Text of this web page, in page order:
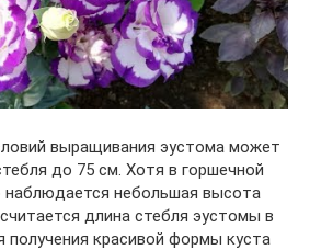
выращивания эустома может
до 75 см. Хотя в горшечной
наблюдается небольшая высота
длина стебля эустомы в
получения красивой формы куста